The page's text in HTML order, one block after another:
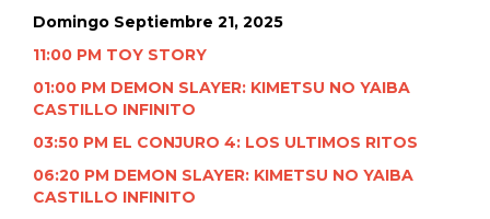
Domingo Septiembre 21, 2025
11:00 PM TOY STORY
01:00 PM DEMON SLAYER: KIMETSU NO YAIBA
CASTILLO INFINITO
03:50 PM EL CONJURO 4: LOS ULTIMOS RITOS
06:20 PM DEMON SLAYER: KIMETSU NO YAIBA
CASTILLO INFINITO